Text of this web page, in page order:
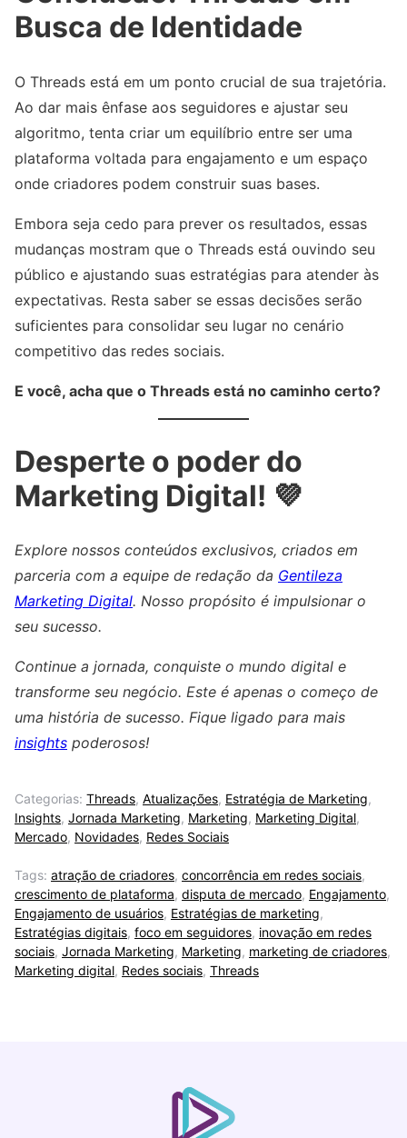
Busca de Identidade
O Threads está em um ponto crucial de sua trajetória.
Ao dar mais ênfase aos seguidores e ajustar seu
algoritmo, tenta criar um equilíbrio entre ser uma
plataforma voltada para engajamento e um espaço
onde criadores podem construir suas bases.
Embora seja cedo para prever os resultados, essas
mudanças mostram que o Threads está ouvindo seu
público e ajustando suas estratégias para atender às
expectativas. Resta saber se essas decisões serão
suficientes para consolidar seu lugar no cenário
competitivo das redes sociais.
E você, acha que o Threads está no caminho certo?
Desperte o poder do
Marketing Digital! 💜
Explore nossos conteúdos exclusivos, criados em
parceria com a equipe de redação da Gentileza
Marketing Digital. Nosso propósito é impulsionar o
seu sucesso.
Continue a jornada, conquiste o mundo digital e
transforme seu negócio. Este é apenas o começo de
uma história de sucesso. Fique ligado para mais
insights poderosos!
Categorias: Threads, Atualizações, Estratégia de Marketing,
Insights, Jornada Marketing, Marketing, Marketing Digital,
Mercado, Novidades, Redes Sociais
Tags: atração de criadores, concorrência em redes sociais,
crescimento de plataforma, disputa de mercado, Engajamento,
Engajamento de usuários, Estratégias de marketing,
Estratégias digitais, foco em seguidores, inovação em redes
sociais, Jornada Marketing, Marketing, marketing de criadores,
Marketing digital, Redes sociais, Threads